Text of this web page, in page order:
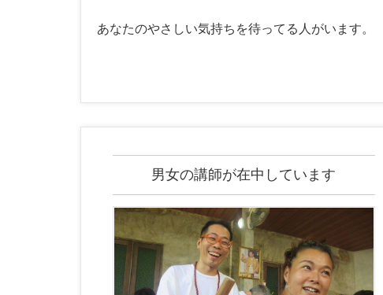
あなたのやさしい気持ちを待ってる人がいます。
男女の講師が在中しています